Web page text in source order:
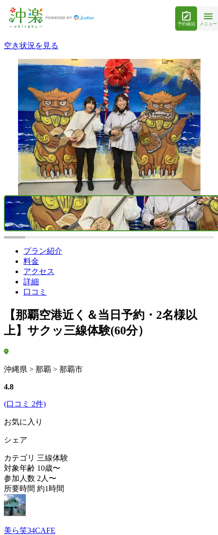
予約確認 メニュー
空き状況を見る
プラン紹介
料金
アクセス
詳細
口コミ
【那覇空港近く＆当日予約・2名様以
上】サクッ三線体験(60分）
沖縄県 > 那覇 > 那覇市
4.8
(口コミ 2件)
お気に入り
シェア
カテゴリ 三線体験
対象年齢 10歳〜
参加人数 2人〜
所要時間 約1時間
美ら笑34CAFE